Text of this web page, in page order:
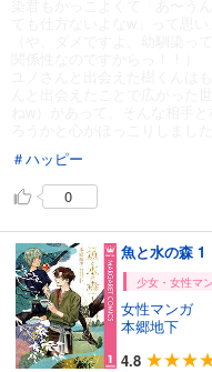
＃ハッピー
0
魚と水の森 1
少女・女性マ
女性マンガ
本郷地下
4.8